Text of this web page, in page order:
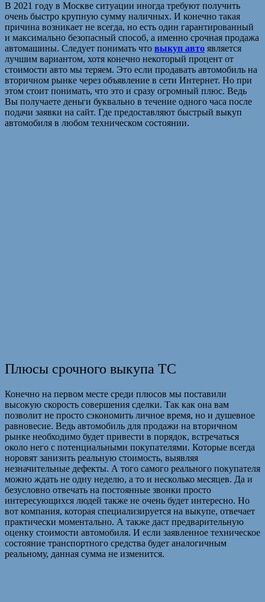
В 2021 году в Москве ситуации иногда требуют получить
очень быстро крупную сумму наличных. И конечно такая
причина возникает не всегда, но есть один гарантированный
и максимально безопасный способ, а именно срочная продажа
автомашины. Следует понимать что выкуп авто является
лучшим вариантом, хотя конечно некоторый процент от
стоимости авто мы теряем. Это если продавать автомобиль на
вторичном рынке через объявление в сети Интернет. Но при
этом стоит понимать, что это и сразу огромный плюс. Ведь
Вы получаете деньги буквально в течение одного часа после
подачи заявки на сайт. Где предоставляют быстрый выкуп
автомобиля в любом техническом состоянии.
Плюсы срочного выкупа ТС
Конечно на первом месте среди плюсов мы поставили
высокую скорость совершения сделки. Так как она вам
позволит не просто сэкономить личное время, но и душевное
равновесие. Ведь автомобиль для продажи на вторичном
рынке необходимо будет привести в порядок, встречаться
около него с потенциальными покупателями. Которые всегда
норовят занизить реальную стоимость, выявляя
незначительные дефекты. А того самого реального покупателя
можно ждать не одну неделю, а то и несколько месяцев. Да и
безусловно отвечать на постоянные звонки просто
интересующихся людей также не очень будет интересно. Но
вот компания, которая специализируется на выкупе, отвечает
практически моментально. А также даст предварительную
оценку стоимости автомобиля. И если заявленное техническое
состояние транспортного средства будет аналогичным
реальному, данная сумма не изменится.